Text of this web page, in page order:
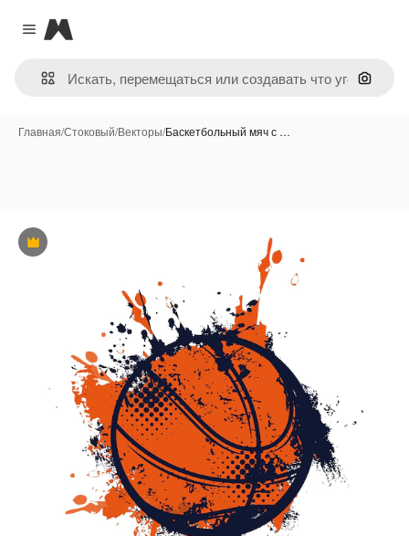
Close menu
Magnific
Поиск
Главная/Стоковый/Векторы/Баскетбольный мяч с …
Премиум